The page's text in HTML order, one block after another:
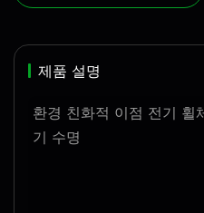
제품 설명
환경 친화적 이점 전기 휠
기 수명